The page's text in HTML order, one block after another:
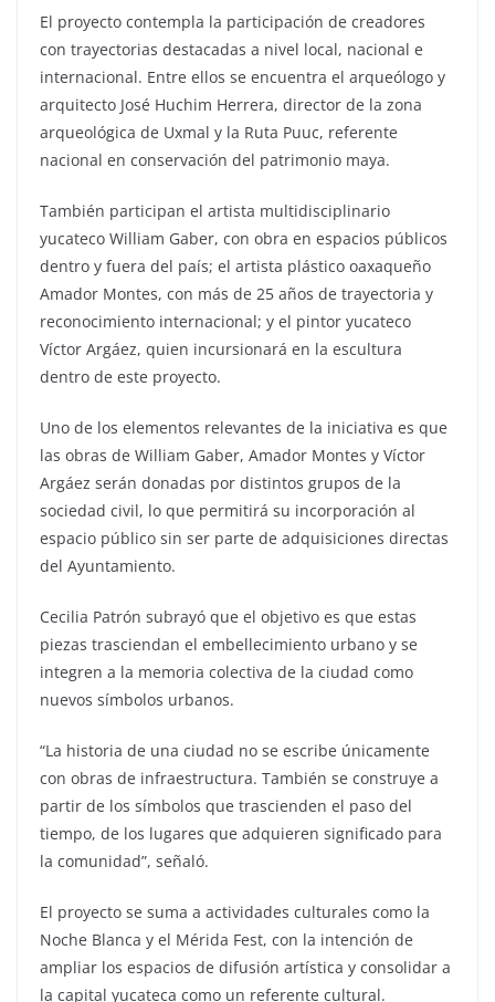
El proyecto contempla la participación de creadores
con trayectorias destacadas a nivel local, nacional e
internacional. Entre ellos se encuentra el arqueólogo y
arquitecto José Huchim Herrera, director de la zona
arqueológica de Uxmal y la Ruta Puuc, referente
nacional en conservación del patrimonio maya.
También participan el artista multidisciplinario
yucateco William Gaber, con obra en espacios públicos
dentro y fuera del país; el artista plástico oaxaqueño
Amador Montes, con más de 25 años de trayectoria y
reconocimiento internacional; y el pintor yucateco
Víctor Argáez, quien incursionará en la escultura
dentro de este proyecto.
Uno de los elementos relevantes de la iniciativa es que
las obras de William Gaber, Amador Montes y Víctor
Argáez serán donadas por distintos grupos de la
sociedad civil, lo que permitirá su incorporación al
espacio público sin ser parte de adquisiciones directas
del Ayuntamiento.
Cecilia Patrón subrayó que el objetivo es que estas
piezas trasciendan el embellecimiento urbano y se
integren a la memoria colectiva de la ciudad como
nuevos símbolos urbanos.
“La historia de una ciudad no se escribe únicamente
con obras de infraestructura. También se construye a
partir de los símbolos que trascienden el paso del
tiempo, de los lugares que adquieren significado para
la comunidad”, señaló.
El proyecto se suma a actividades culturales como la
Noche Blanca y el Mérida Fest, con la intención de
ampliar los espacios de difusión artística y consolidar a
la capital yucateca como un referente cultural.